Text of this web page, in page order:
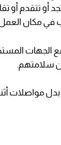
أو تتقدم
في مكان
الجهات
سلامتهم.
مواصلات